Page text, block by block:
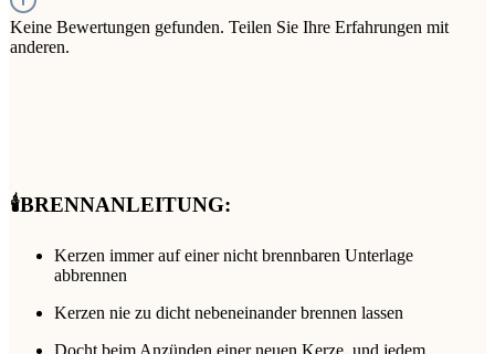
Keine Bewertungen gefunden. Teilen Sie Ihre Erfahrungen mit
anderen.
🕯️BRENNANLEITUNG:
Kerzen immer auf einer nicht brennbaren Unterlage
abbrennen
Kerzen nie zu dicht nebeneinander brennen lassen
Docht beim Anzünden einer neuen Kerze, und jedem